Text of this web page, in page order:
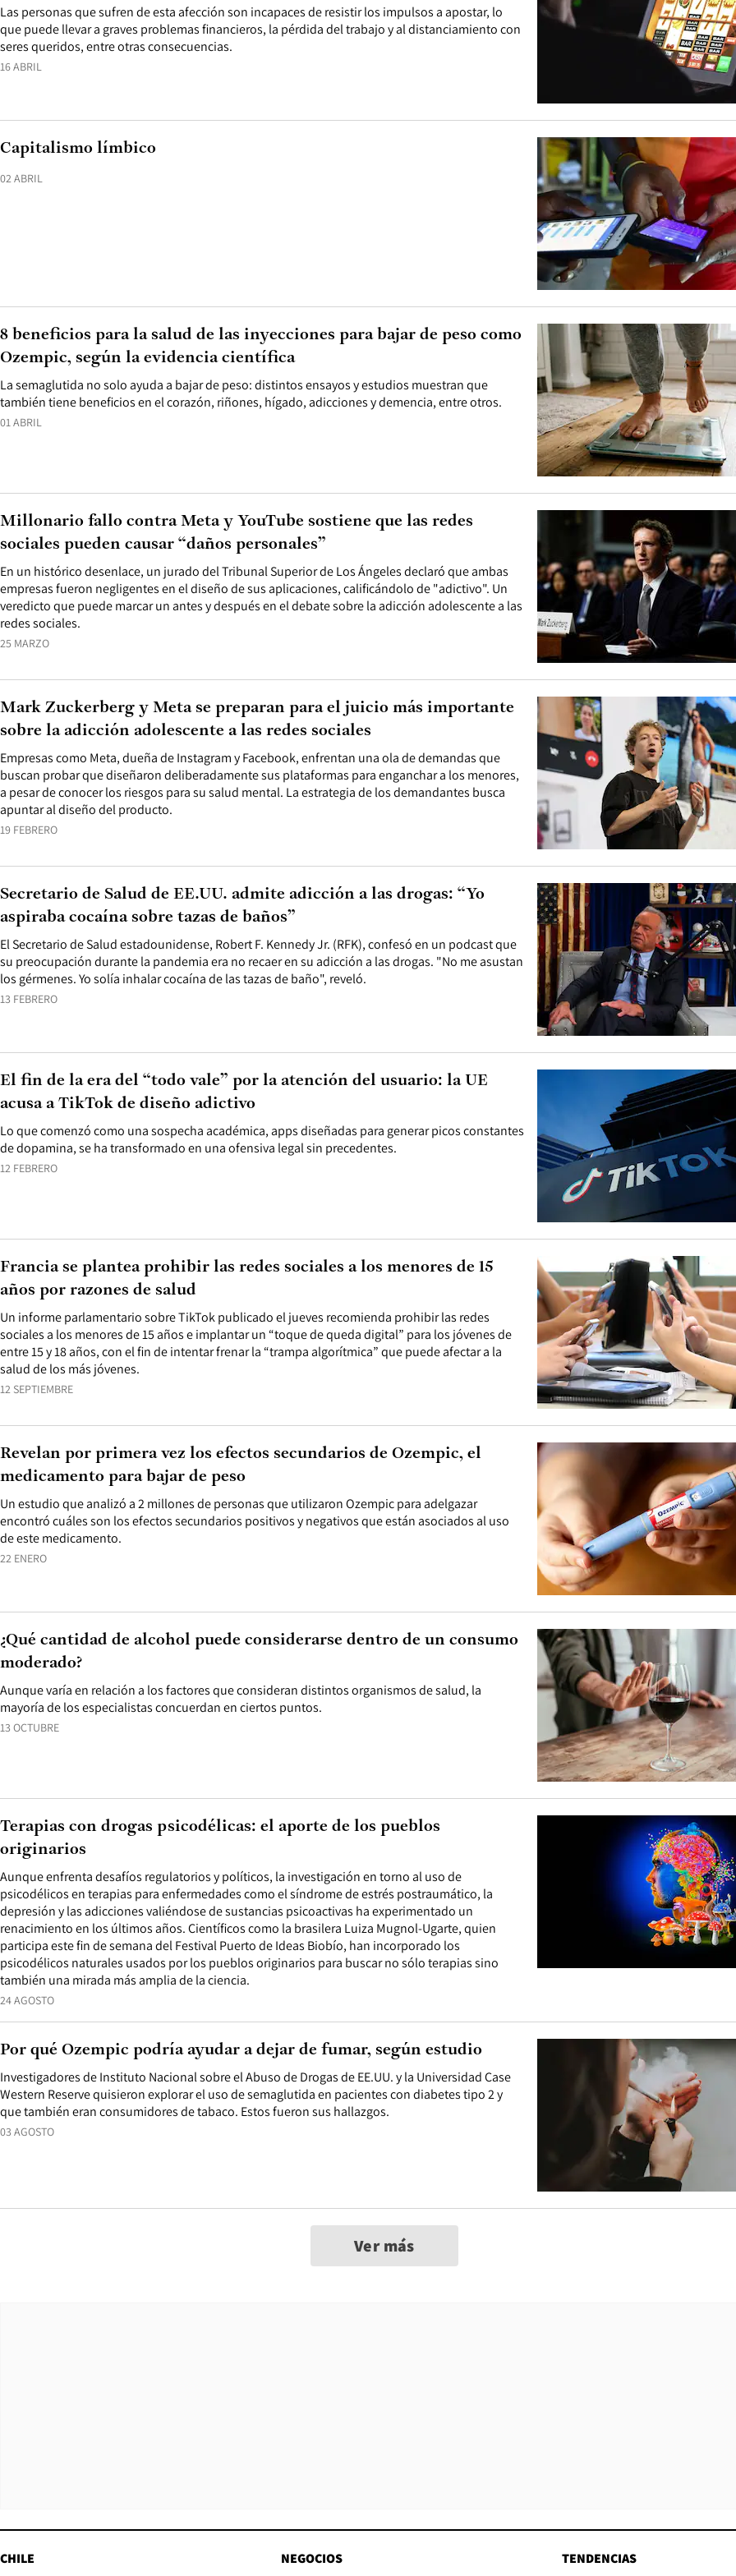
16 ABRIL
Las personas que sufren de esta afección son incapaces de resistir los impulsos a apostar, lo
que puede llevar a graves problemas financieros, la pérdida del trabajo y al distanciamiento con
seres queridos, entre otras consecuencias.
02 ABRIL
Capitalismo límbico
01 ABRIL
La semaglutida no solo ayuda a bajar de peso: distintos ensayos y estudios muestran que
también tiene beneficios en el corazón, riñones, hígado, adicciones y demencia, entre otros.
8 beneficios para la salud de las inyecciones para bajar de peso como
Ozempic, según la evidencia científica
25 MARZO
En un histórico desenlace, un jurado del Tribunal Superior de Los Ángeles declaró que ambas
empresas fueron negligentes en el diseño de sus aplicaciones, calificándolo de "adictivo". Un
veredicto que puede marcar un antes y después en el debate sobre la adicción adolescente a las
redes sociales.
Millonario fallo contra Meta y YouTube sostiene que las redes
sociales pueden causar “daños personales”
19 FEBRERO
Empresas como Meta, dueña de Instagram y Facebook, enfrentan una ola de demandas que
buscan probar que diseñaron deliberadamente sus plataformas para enganchar a los menores,
a pesar de conocer los riesgos para su salud mental. La estrategia de los demandantes busca
apuntar al diseño del producto.
Mark Zuckerberg y Meta se preparan para el juicio más importante
sobre la adicción adolescente a las redes sociales
13 FEBRERO
El Secretario de Salud estadounidense, Robert F. Kennedy Jr. (RFK), confesó en un podcast que
su preocupación durante la pandemia era no recaer en su adicción a las drogas. "No me asustan
los gérmenes. Yo solía inhalar cocaína de las tazas de baño", reveló.
Secretario de Salud de EE.UU. admite adicción a las drogas: “Yo
aspiraba cocaína sobre tazas de baños”
12 FEBRERO
Lo que comenzó como una sospecha académica, apps diseñadas para generar picos constantes
de dopamina, se ha transformado en una ofensiva legal sin precedentes.
El fin de la era del “todo vale” por la atención del usuario: la UE
acusa a TikTok de diseño adictivo
12 SEPTIEMBRE
Un informe parlamentario sobre TikTok publicado el jueves recomienda prohibir las redes
sociales a los menores de 15 años e implantar un “toque de queda digital” para los jóvenes de
entre 15 y 18 años, con el fin de intentar frenar la “trampa algorítmica” que puede afectar a la
salud de los más jóvenes.
Francia se plantea prohibir las redes sociales a los menores de 15
años por razones de salud
22 ENERO
Un estudio que analizó a 2 millones de personas que utilizaron Ozempic para adelgazar
encontró cuáles son los efectos secundarios positivos y negativos que están asociados al uso
de este medicamento.
Revelan por primera vez los efectos secundarios de Ozempic, el
medicamento para bajar de peso
13 OCTUBRE
Aunque varía en relación a los factores que consideran distintos organismos de salud, la
mayoría de los especialistas concuerdan en ciertos puntos.
¿Qué cantidad de alcohol puede considerarse dentro de un consumo
moderado?
24 AGOSTO
Aunque enfrenta desafíos regulatorios y políticos, la investigación en torno al uso de
psicodélicos en terapias para enfermedades como el síndrome de estrés postraumático, la
depresión y las adicciones valiéndose de sustancias psicoactivas ha experimentado un
renacimiento en los últimos años. Científicos como la brasilera Luiza Mugnol-Ugarte, quien
participa este fin de semana del Festival Puerto de Ideas Biobío, han incorporado los
psicodélicos naturales usados por los pueblos originarios para buscar no sólo terapias sino
también una mirada más amplia de la ciencia.
Terapias con drogas psicodélicas: el aporte de los pueblos
originarios
03 AGOSTO
Investigadores de Instituto Nacional sobre el Abuso de Drogas de EE.UU. y la Universidad Case
Western Reserve quisieron explorar el uso de semaglutida en pacientes con diabetes tipo 2 y
que también eran consumidores de tabaco. Estos fueron sus hallazgos.
Por qué Ozempic podría ayudar a dejar de fumar, según estudio
Ver más
CHILE NEGOCIOS TENDENCIAS